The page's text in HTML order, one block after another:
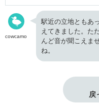
cowcamo
駅近の立地ともあ
えてきました。た
んど音が聞こえま
ね。
戻